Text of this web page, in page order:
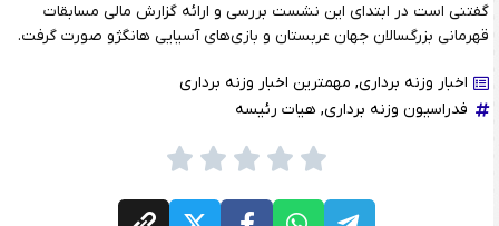
گفتنی است در ابتدای این نشست بررسی و ارائه گزارش مالی مسابقات
قهرمانی بزرگسالان جهان عربستان و بازی‌های آسیایی هانگژو صورت گرفت.
اخبار وزنه برداری, مهمترین اخبار وزنه برداری
فدراسیون وزنه برداری, هیات رئیسه